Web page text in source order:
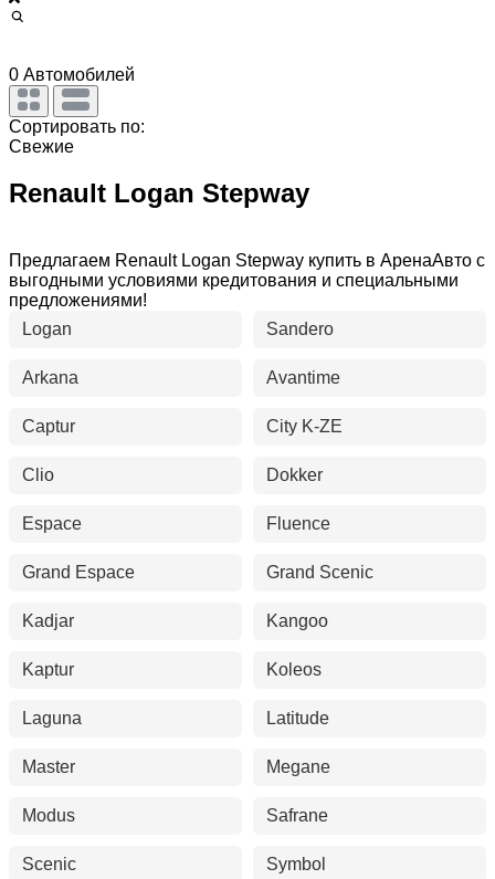
0 Автомобилей
Сортировать по:
Свежие
Renault Logan Stepway
Предлагаем Renault Logan Stepway купить в АренаАвто с
выгодными условиями кредитования и специальными
предложениями!
Logan
Sandero
Arkana Avantime
Captur City K-ZE
Clio Dokker
Espace Fluence
Grand Espace Grand Scenic
Kadjar Kangoo
Kaptur Koleos
Laguna Latitude
Master Megane
Modus Safrane
Scenic Symbol